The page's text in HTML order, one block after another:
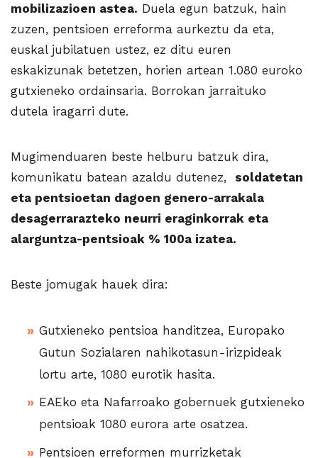
mobilizazioen astea. Duela egun batzuk, hain
zuzen, pentsioen erreforma aurkeztu da eta,
euskal jubilatuen ustez, ez ditu euren
eskakizunak betetzen, horien artean 1.080 euroko
gutxieneko ordainsaria. Borrokan jarraituko
dutela iragarri dute.
Mugimenduaren beste helburu batzuk dira,
komunikatu batean azaldu dutenez, soldatetan
eta pentsioetan dagoen genero-arrakala
desagerrarazteko neurri eraginkorrak eta
alarguntza-pentsioak % 100a izatea.
Beste jomugak hauek dira:
Gutxieneko pentsioa handitzea, Europako
Gutun Sozialaren nahikotasun-irizpideak
lortu arte, 1080 eurotik hasita.
EAEko eta Nafarroako gobernuek gutxieneko
pentsioak 1080 eurora arte osatzea.
Pentsioen erreformen murrizketak